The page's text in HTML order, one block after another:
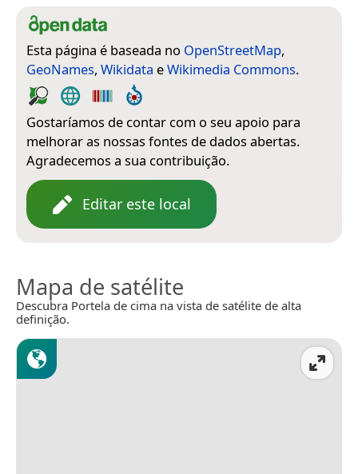
Esta página é baseada no OpenStreetMap,
GeoNames, Wikidata eWikimedia Commons.
Gostaríamos de contar com o seu apoio para
melhorar as nossas fontes de dados abertas.
Agradecemos a sua contribuição.
Editar este local
Mapa de satélite
Descubra Portela de cima na vista de satélite de alta
definição.